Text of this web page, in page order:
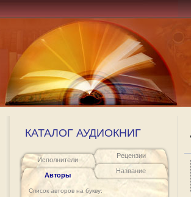
КАТАЛОГ АУДИОКНИГ
Исполнители
Авторы
Рецензии
Название
Список авторов на букву: